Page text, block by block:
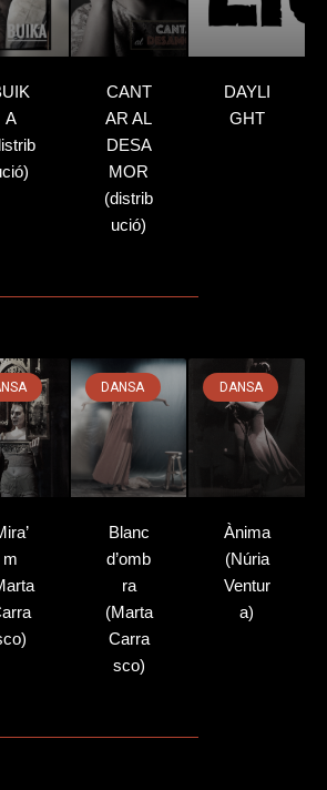
A
CANT
AR AL
DESA
MOR
(distrib
ució)
DAYLI
GHT
m
DANSA
Blanc
d’omb
ra
(Marta
Carra
sco)
DANSA
Ànima
(Núria
Ventur
a)